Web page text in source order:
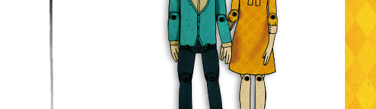
AMAZONIA
2021